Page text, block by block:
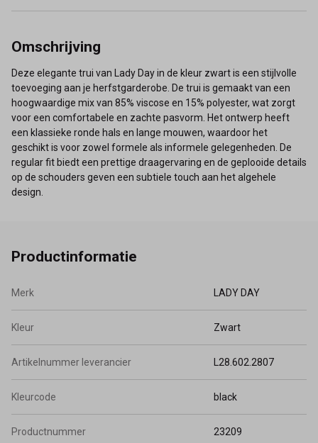
Omschrijving
Deze elegante trui van Lady Day in de kleur zwart is een stijlvolle
toevoeging aan je herfstgarderobe. De trui is gemaakt van een
hoogwaardige mix van 85% viscose en 15% polyester, wat zorgt
voor een comfortabele en zachte pasvorm. Het ontwerp heeft
een klassieke ronde hals en lange mouwen, waardoor het
geschikt is voor zowel formele als informele gelegenheden. De
regular fit biedt een prettige draagervaring en de geplooide details
op de schouders geven een subtiele touch aan het algehele
design.
Productinformatie
Merk LADY DAY
Kleur Zwart
Artikelnummer leverancier L28.602.2807
Kleurcode black
Productnummer 23209